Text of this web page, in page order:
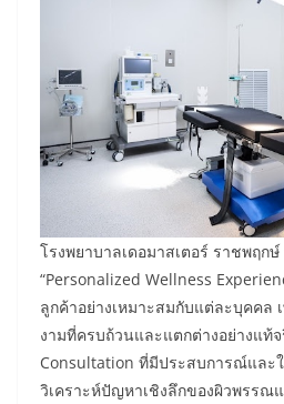
โรงพยาบาลเดอมาสเตอร์ ราชพฤก
“Personalized Wellness
ลูกค้าอย่างเหมาะสมกับแต่ละบุคคล
งามที่ครบถ้วนและแตกต่างอย่างแท้
Consultation ที่มีประสบการณ์และ
วิเคราะห์ปัญหาเชิงลึกของผิวพรรณ